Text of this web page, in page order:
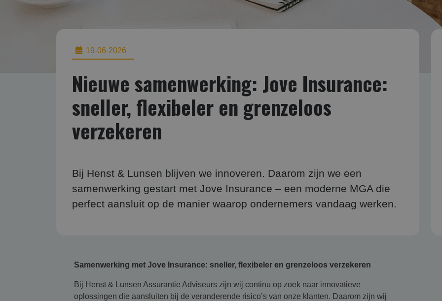
19-06-2026
Nieuwe samenwerking: Jove Insurance:
sneller, flexibeler en grenzeloos
verzekeren
Bij Henst & Lunsen blijven we innoveren. Daarom zijn we een
samenwerking gestart met Jove Insurance – een moderne MGA die
perfect aansluit op de manier waarop ondernemers vandaag werken.
Samenwerking met Jove Insurance: sneller, flexibeler en grenzeloos verzekeren
Bij Henst & Lunsen Assurantie Adviseurs zijn wij continu op zoek naar innovatieve
oplossingen die aansluiten bij de veranderende risico’s van onze klanten. Daarom zijn wij